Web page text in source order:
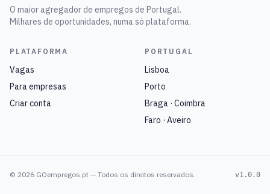
O maior agregador de empregos de Portugal.
Milhares de oportunidades, numa só plataforma.
PLATAFORMA
Vagas
Para empresas
Criar conta
PORTUGAL
Lisboa
Porto
Braga · Coimbra
Faro · Aveiro
© 2026 GOempregos.pt — Todos os direitos reservados. v1.0.0